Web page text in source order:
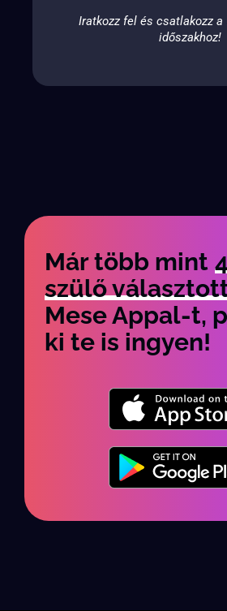
Iratkozz fel és csatlakozz a
időszakhoz!
Már több mint
szülő
Mese Appal-t,
ki te is ingyen!